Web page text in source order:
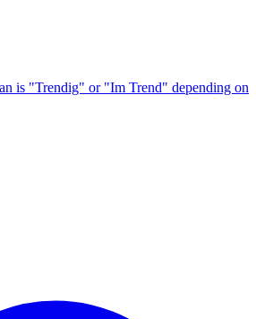
is "Trendig" or "Im Trend" depending on